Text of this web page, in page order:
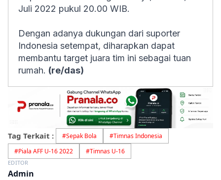
Juli 2022 pukul 20.00 WIB.
Dengan adanya dukungan dari suporter
Indonesia setempat, diharapkan dapat
membantu target juara tim ini sebagai tuan
rumah. (re/das)
Tag Terkait : #Sepak Bola #Timnas Indonesia
#Piala AFF U-16 2022 #Timnas U-16
EDITOR
Admin